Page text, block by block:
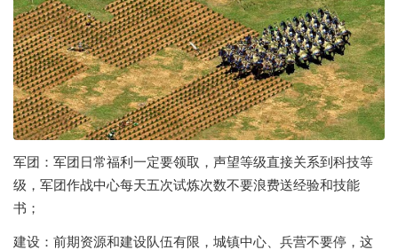
军团：军团日常福利一定要领取，声望等级直接关系到科技等
级，军团作战中心每天五次试炼次数不要浪费送经验和技能
书；
建设：前期资源和建设队伍有限，城镇中心、兵营不要停，这